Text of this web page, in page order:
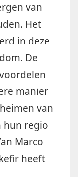
van
Het
in deze
De
manier
van
hun regio
Marco
heeft